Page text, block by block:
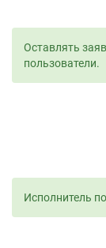
Оставлять
пользователи.
Исполнитель